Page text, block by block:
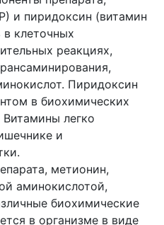
и пиридоксин (витамин
клеточных
реакциях,
Пиридоксин
в биохимических
Витамины легко
и
метионин,
аминокислотой,
биохимические
в организме в виде